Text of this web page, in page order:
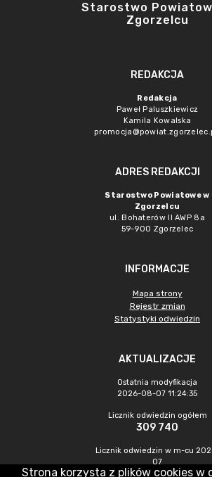
Starostwo
Zgorzelcu
REDAKCJA
Redakcja
Paweł Paluszkiewicz
Kamila Kowalska
ADRES REDAKCJI
Starostwo Powiatowe w
Zgorzelcu
ul. Bohaterów II AWP 8a
59-900 Zgorzelec
INFORMACJE
Mapa strony
Rejestr zmian
Statystyki odwiedzin
AKTUALIZACJE
Ostatnia modyfikacja
2026-08-07 11:24:35
Licznik odwiedzin ogółem
309 740
Licznik odwiedzin w m-cu
07
438
Strona korzysta z plików cookies w